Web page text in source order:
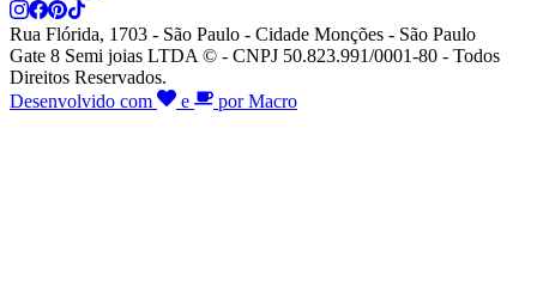
Rua Flórida, 1703 - São Paulo - Cidade Monções - São Paulo
Gate 8 Semi joias LTDA © - CNPJ 50.823.991/0001-80 - Todos
Direitos Reservados.
Desenvolvido com
e por Macro